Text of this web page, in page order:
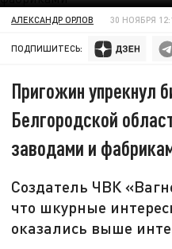
АЛЕКСАНДР ОРЛОВ 30 НОЯБРЯ
ПОДПИШИТЕСЬ:
Пригожин упрекнул
Белгородской
заводами и
Создатель ЧВК
что шкурные
оказались выше